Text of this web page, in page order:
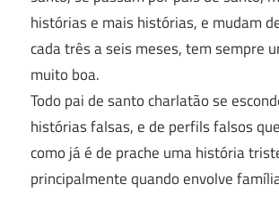
histórias e mais histórias, e mudam
cada três a seis meses, tem sempre
muito boa.
Todo pai de santo charlatão se
histórias falsas, e de perfils falsos
como já é de prache uma história
principalmente quando envolve